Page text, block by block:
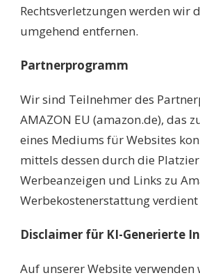
Rechtsverletzungen werden wir
umgehend entfernen.
Partnerprogramm
Wir sind Teilnehmer des
AMAZON EU (amazon.de), das
eines Mediums für Websites
mittels dessen durch die
Werbeanzeigen und Links zu
Werbekostenerstattung
Disclaimer für KI-Generierte
Auf unserer Website verwenden